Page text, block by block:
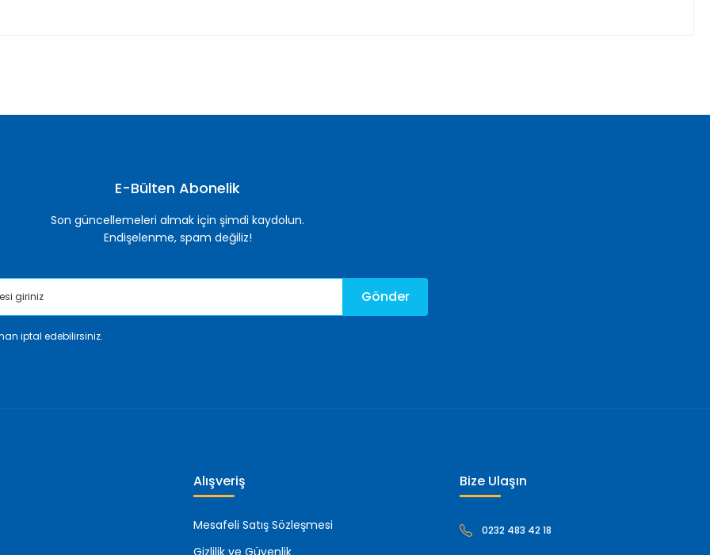
E-Bülten Abonelik
Son güncellemeleri almak için şimdi kaydolun.
Endişelenme, spam değiliz!
Gönder
iptal edebilirsiniz.
Alışveriş
Mesafeli Satış Sözleşmesi
Gizlilik ve Güvenlik
Bize Ulaşın
0232 483 42 18